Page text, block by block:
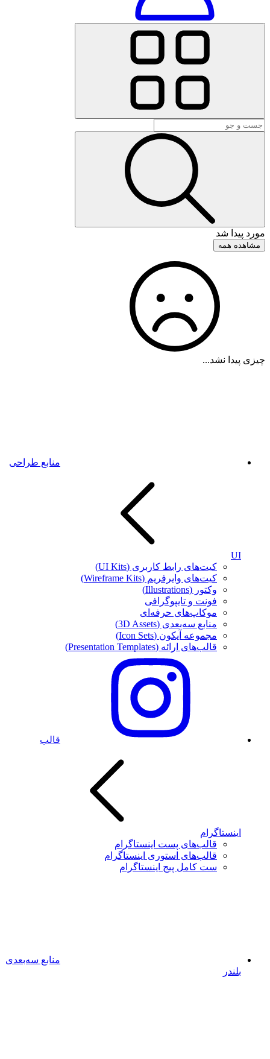
مورد پیدا شد
مشاهده همه
چیزی پیدا نشد...
منابع طراحی
UI
کیت‌های رابط کاربری (UI Kits)
کیت‌های وایرفریم (Wireframe Kits)
وکتور (Illustrations)
فونت‌ و تایپوگرافی
موکاپ‌های حرفه‌ای
منابع سه‌بعدی (3D Assets)
مجموعه آیکون‌ (Icon Sets)
قالب‌های ارائه (Presentation Templates)
قالب
اینستاگرام
قالب‌های پست اینستاگرام
قالب‌های استوری اینستاگرام
ست کامل پیج اینستاگرام
منابع سه‌بعدی
بلندر